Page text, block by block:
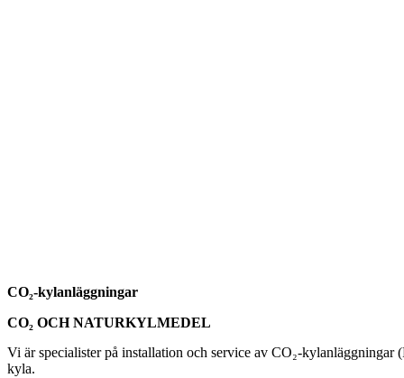
CO₂-kylanläggningar
CO₂ OCH NATURKYLMEDEL
Vi är specialister på installation och service av CO₂-kylanläggningar
kyla.